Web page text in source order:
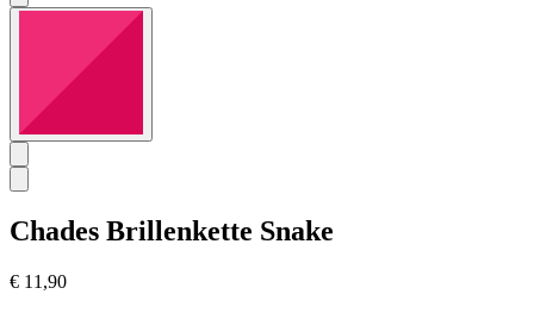
Chades Brillenkette Snake
€ 11,90